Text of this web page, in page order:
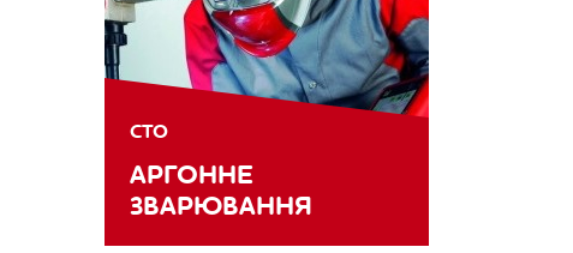
СТО
АРГОННЕ
ЗВАРЮВАННЯ